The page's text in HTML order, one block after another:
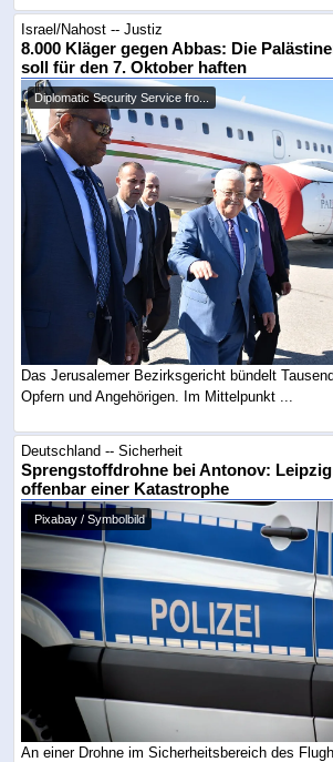
Israel/Nahost -- Justiz
8.000 Kläger gegen Abbas: Die
soll für den 7. Oktober haften
Diplomatic Security Service fro...
Das Jerusalemer Bezirksgericht bündelt
Opfern und Angehörigen. Im Mittelpunkt ...
Deutschland -- Sicherheit
Sprengstoffdrohne bei Antonov:
offenbar einer Katastrophe
Pixabay / Symbolbild
An einer Drohne im Sicherheitsbereich des